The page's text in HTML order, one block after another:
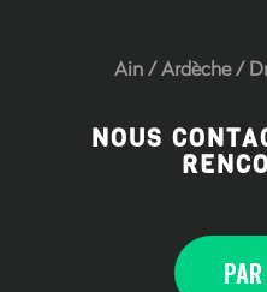
Ain/Ardèche/
NOUS